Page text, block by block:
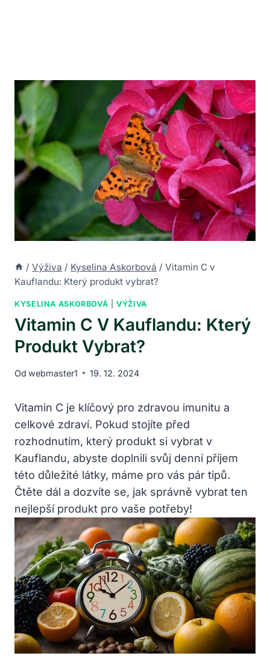
/ Výživa / Kyselina Askorbová / Vitamin C v
Kauflandu: Který produkt vybrat?
KYSELINA ASKORBOVÁ |VÝŽIVA
Vitamin C V Kauflandu: Který
Produkt Vybrat?
Od webmaster1 19. 12. 2024
Vitamin C je klíčový pro zdravou imunitu a
celkové zdraví. Pokud stojíte před
rozhodnutím, který produkt si vybrat v
Kauflandu, abyste doplnili svůj denní příjem
této důležité látky, máme pro vás pár tipů.
Čtěte dál a dozvíte se, jak správně vybrat ten
nejlepší produkt pro vaše potřeby!